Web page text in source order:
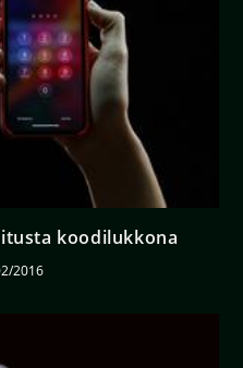
koodilukkona
2016